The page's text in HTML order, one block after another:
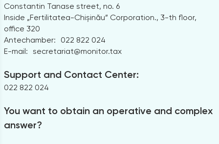
Constantin Tanase street, no. 6
Inside „Fertilitatea-Chișinău” Corporation., 3-th floor,
office 320
Antechamber:
022 822 024
E-mail: secretariat@monitor.tax
Support and Contact Center:
022 822 024
You want to obtain an operative and complex
answer?